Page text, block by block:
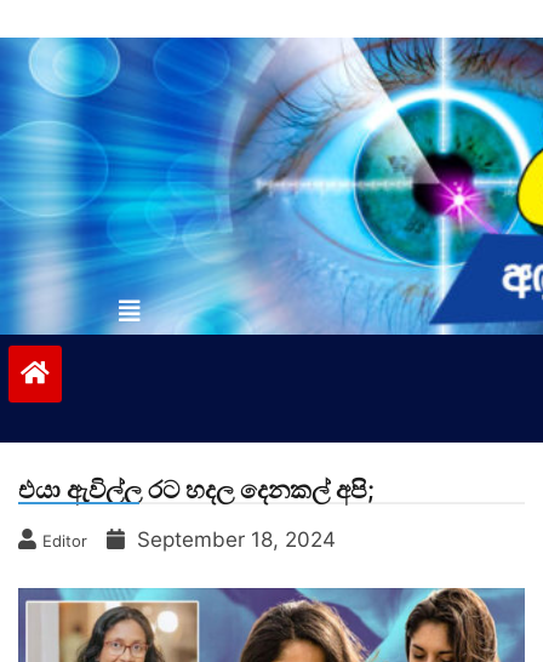
to
contentvinivida.lk
එයා ඇවිල්ල රට හදල දෙනකල් අපි;
Editor September 18, 2024